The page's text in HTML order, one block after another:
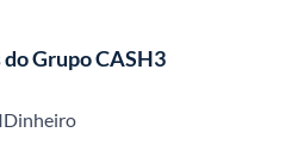
do Grupo CASH3
IDinheiro